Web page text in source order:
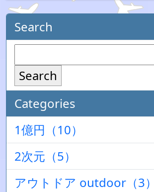
Search
Search
Categories
1億円（10）
2次元（5）
アウトドア outdoor（3）